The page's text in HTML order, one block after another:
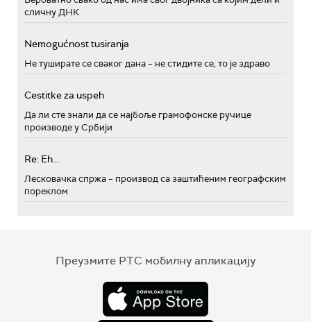
сличну ДНК
Nemogućnost tusiranja
Не туширате се сваког дана – не стидите се, то је здраво
Cestitke za uspeh
Да ли сте знали да се најбоље грамофонске ручице
производе у Србији
Re: Eh...
Лесковачка спржа – производ са заштићеним географским
пореклом
Преузмите РТС мобилну апликацију